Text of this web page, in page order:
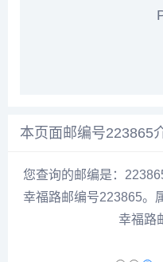
本页面邮编号223865
您查询的邮编是：
幸福路邮编号223865。
幸福路